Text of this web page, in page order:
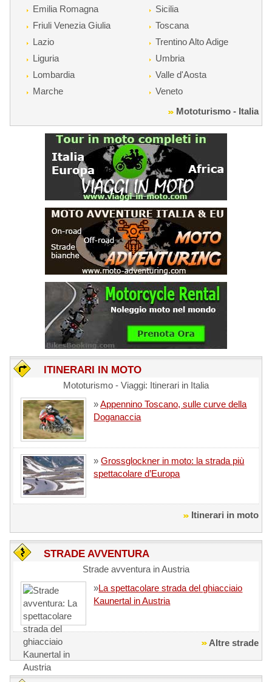
Emilia Romagna
Friuli Venezia Giulia
Lazio
Liguria
Lombardia
Marche
Sicilia
Toscana
Trentino Alto Adige
Umbria
Valle d'Aosta
Veneto
Mototurismo - Italia
ITINERARI IN MOTO
Mototurismo - Viaggi: Itinerari in Italia
»Appennino Toscano, sulle curve della
Doganaccia
»Grossglockner in moto: la strada più
spettacolare d’Europa
Itinerari in moto
STRADE AVVENTURA
Strade avventura in Austria
»La spettacolare strada del ghiacciaio
Kaunertal in Austria
Altre strade